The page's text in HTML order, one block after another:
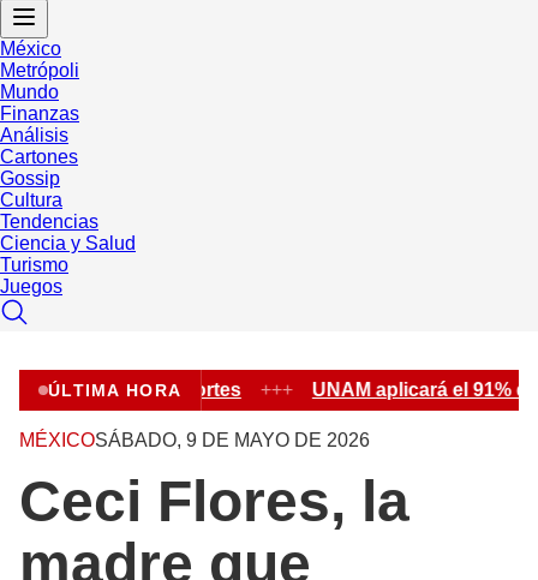
México
Metrópoli
Mundo
Finanzas
Análisis
Cartones
Gossip
Cultura
Tendencias
Ciencia y Salud
Turismo
Juegos
ÚLTIMA HORA
de los Deportes +++ UNAM aplicará el 91% de
MÉXICOSÁBADO, 9 DE MAYO DE 2026
Ceci Flores, la
madre que